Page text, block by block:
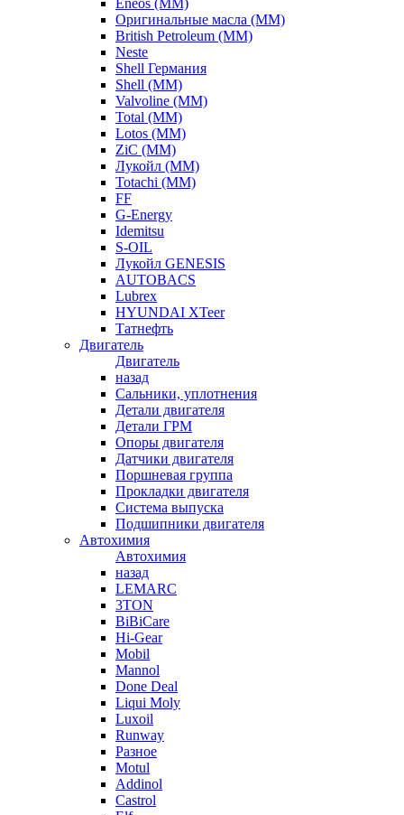
Eneos (ММ)
Оригинальные масла (ММ)
British Petroleum (ММ)
Neste
Shell Германия
Shell (ММ)
Valvoline (ММ)
Total (ММ)
Lotos (ММ)
ZiC (ММ)
Лукойл (ММ)
Totachi (MM)
FF
G-Energy
Idemitsu
S-OIL
Лукойл GENESIS
AUTOBACS
Lubrex
HYUNDAI XTeer
Татнефть
Двигатель
Двигатель
назад
Сальники, уплотнения
Детали двигателя
Детали ГРМ
Опоры двигателя
Датчики двигателя
Поршневая группа
Прокладки двигателя
Система выпуска
Подшипники двигателя
Автохимия
Автохимия
назад
LEMARC
3TON
BiBiCare
Hi-Gear
Mobil
Mannol
Done Deal
Liqui Moly
Luxoil
Runway
Разное
Motul
Addinol
Castrol